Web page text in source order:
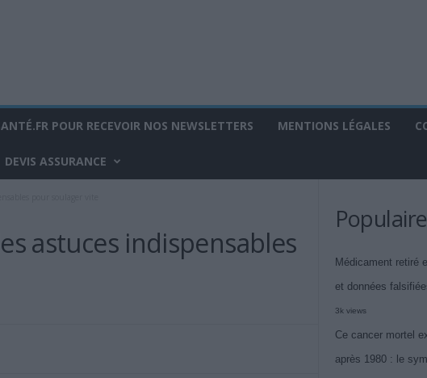
POUR RECEVOIR NOS NEWSLETTERS MENTIONS LÉGALES
DEVIS ASSURANCE
astuces indispensables
Médicament retiré
et données
3k views
Ce cancer mortel
après 1980 : le